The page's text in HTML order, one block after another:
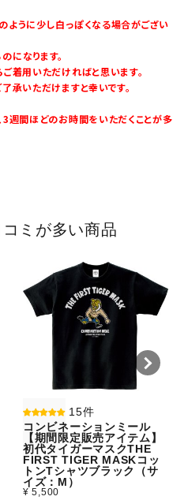
ように少し白っぽくなる場合がござい
になります。
着用いただければと思います。
承いただけますと幸いです。
3週間ほどのお時間をいただくことが多
ミが多い商品
15件
コンビネーションミール
【期間限定販売アイテム】
初代タイガーマスクTHE
FIRST TIGER MASKコッ
トンTシャツブラック（サ
イズ：M）
¥ 5,500